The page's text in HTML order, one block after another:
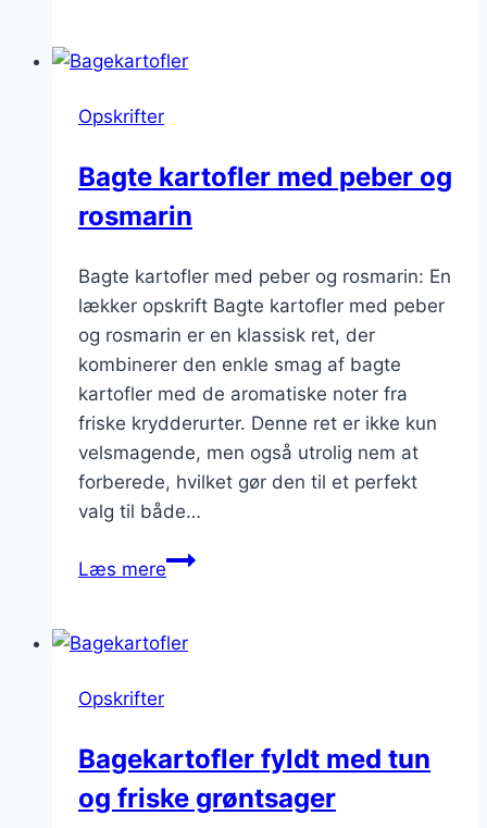
rødvin
Opskrifter
Bagte kartofler med peber og
rosmarin
Bagte kartofler med peber og rosmarin: En
lækker opskrift Bagte kartofler med peber
og rosmarin er en klassisk ret, der
kombinerer den enkle smag af bagte
kartofler med de aromatiske noter fra
friske krydderurter. Denne ret er ikke kun
velsmagende, men også utrolig nem at
forberede, hvilket gør den til et perfekt
valg til både…
Læs mereBagte
peber
Opskrifter
Bagekartofler fyldt med tun
og friske grøntsager